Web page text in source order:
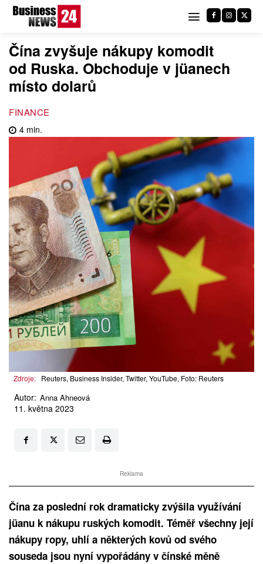
Čína zvyšuje nákupy komodit
od Ruska. Obchoduje v jüanech
místo dolarů
FINANCE
4 min.
Zdroje: Reuters, Business Insider, Twitter, YouTube, Foto: Reuters
Autor: Anna Ahneová
11. května 2023
Reklama
Čína za poslední rok dramaticky zvýšila využívání
jüanu k nákupu ruských komodit. Téměř všechny její
nákupy ropy, uhlí a některých kovů od svého
souseda jsou nyní vypořádány v čínské měně